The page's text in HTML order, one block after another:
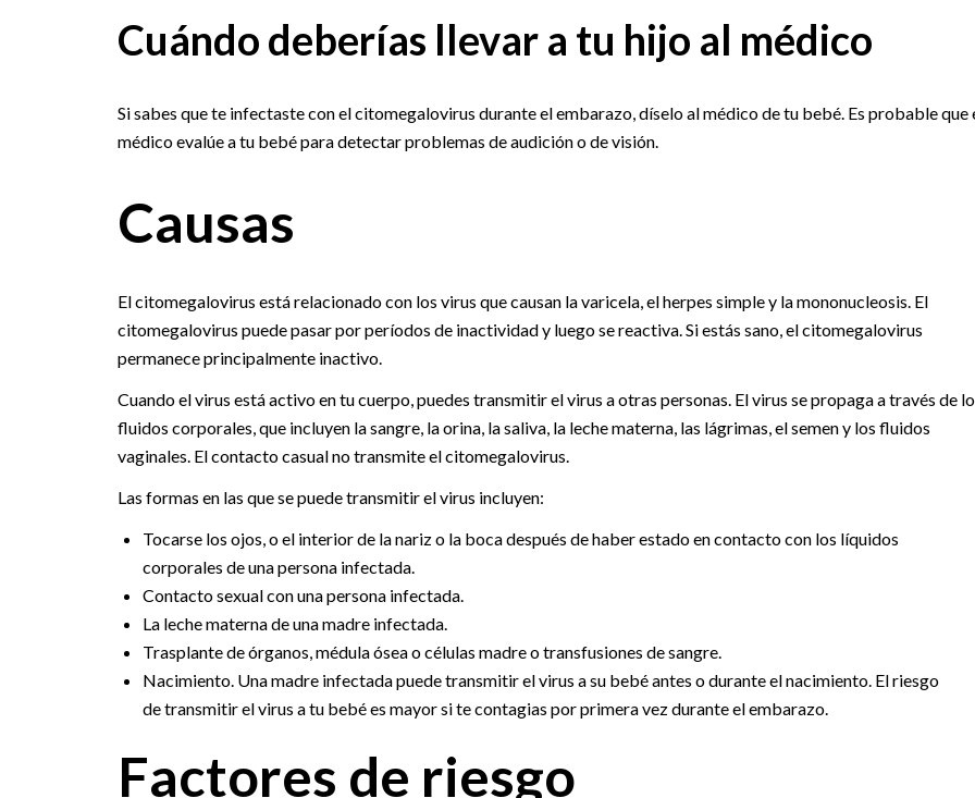
Cuándo deberías llevar a tu hijo al médico
Si sabes que te infectaste con el citomegalovirus durante el embarazo, díselo al médico de tu bebé. Es probable que
médico evalúe a tu bebé para detectar problemas de audición o de visión.
Causas
El citomegalovirus está relacionado con los virus que causan la varicela, el herpes simple y la mononucleosis. El
citomegalovirus puede pasar por períodos de inactividad y luego se reactiva. Si estás sano, el citomegalovirus
permanece principalmente inactivo.
Cuando el virus está activo en tu cuerpo, puedes transmitir el virus a otras personas. El virus se propaga a través de
fluidos corporales, que incluyen la sangre, la orina, la saliva, la leche materna, las lágrimas, el semen y los fluidos
vaginales. El contacto casual no transmite el citomegalovirus.
Las formas en las que se puede transmitir el virus incluyen:
Tocarse los ojos, o el interior de la nariz o la boca después de haber estado en contacto con los líquidos
corporales de una persona infectada.
Contacto sexual con una persona infectada.
La leche materna de una madre infectada.
Trasplante de órganos, médula ósea o células madre o transfusiones de sangre.
Nacimiento. Una madre infectada puede transmitir el virus a su bebé antes o durante el nacimiento. El riesgo
de transmitir el virus a tu bebé es mayor si te contagias por primera vez durante el embarazo.
Factores de riesgo